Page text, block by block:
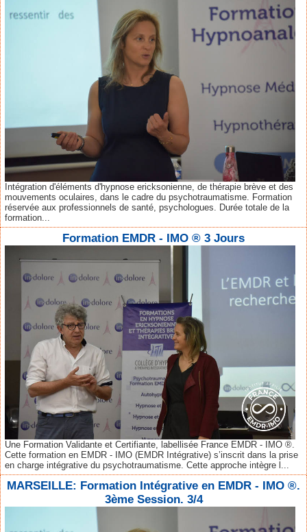
Intégration d'éléments d'hypnose ericksonienne, de thérapie brève et des
mouvements oculaires, dans le cadre du psychotraumatisme. Formation
réservée aux professionnels de santé, psychologues. Durée totale de la
formation...
Formation EMDR - IMO ® 3 Jours
Une Formation Validante et Certifiante, labellisée France EMDR - IMO ®.
Cette formation en EMDR - IMO (EMDR Intégrative) s’inscrit dans la prise
en charge intégrative du psychotraumatisme. Cette approche intègre l...
MARSEILLE: Formation Intégrative en EMDR - IMO ®.
3ème Session. 3/4